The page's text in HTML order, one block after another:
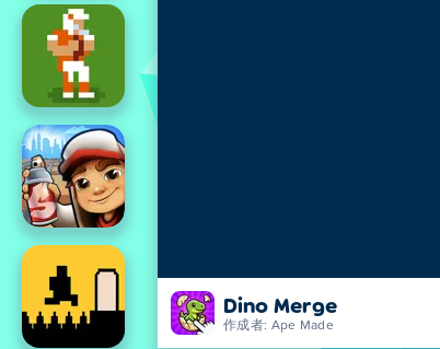
Dino Merge
作成者: Ape Made